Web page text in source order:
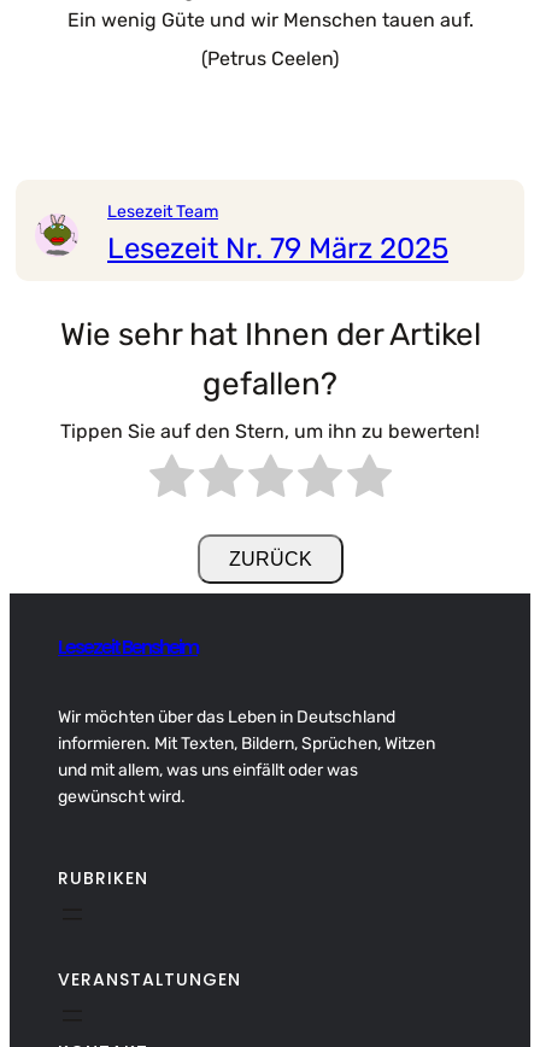
Ein wenig Güte und wir Menschen tauen auf.
(Petrus Ceelen)
Lesezeit Team
Lesezeit Nr. 79 März 2025
Wie sehr hat Ihnen der Artikel
gefallen?
Tippen Sie auf den Stern, um ihn zu bewerten!
Lesezeit Bensheim
Wir möchten über das Leben in Deutschland
informieren. Mit Texten, Bildern, Sprüchen, Witzen
und mit allem, was uns einfällt oder was
gewünscht wird.
RUBRIKEN
VERANSTALTUNGEN